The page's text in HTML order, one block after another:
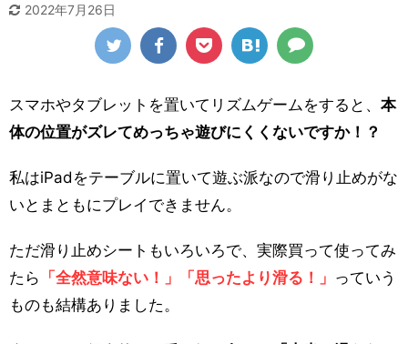
2022年7月26日
スマホやタブレットを置いてリズムゲームをすると、 本
体の位置がズレてめっちゃ遊びにくくないですか！？
私はiPadをテーブルに置いて遊ぶ派なので滑り止めがな
いとまともにプレイできません。
ただ滑り止めシートもいろいろで、実際買って使ってみ
たら 「全然意味ない！」「思ったより滑る！」 っていう
ものも結構ありました。